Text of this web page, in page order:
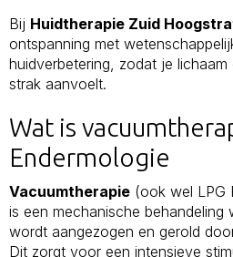
Bij Huidtherapie Zuid
ontspanning met
huidverbetering, zodat je
strak aanvoelt.
Wat is
Endermologie
Vacuumtherapie (ook wel LPG
is een mechanische behandeling
wordt aangezogen en gerold
Dit zorgt voor een intensieve